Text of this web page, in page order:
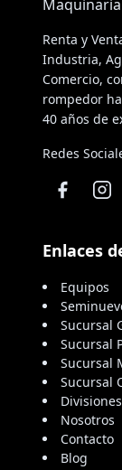
Renta y
Industria,
Comercio,
rompedor
40 años de
Redes
Enlaces
Equipos
Sucursal
Sucursal
Sucursal
Sucursal
Divisiones
Nosotros
Contacto
Blog